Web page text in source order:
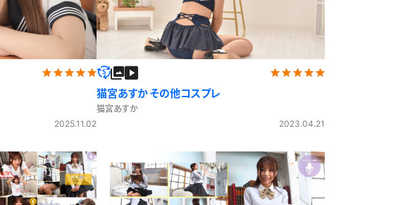
2025.11.02
猫宮あすか その他コスプレ
猫宮あすか
2023.04.21